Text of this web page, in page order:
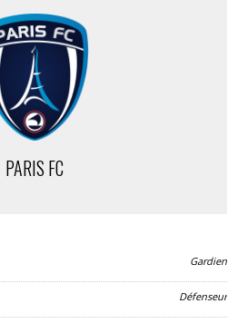
PARIS FC
Gardien
Défenseur